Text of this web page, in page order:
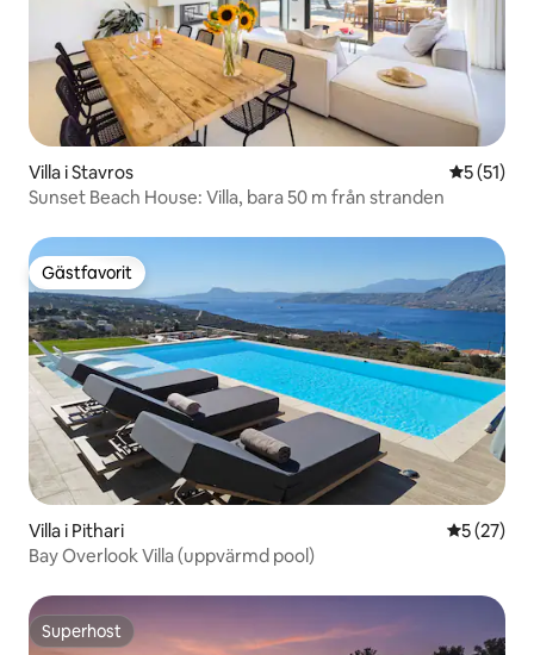
Villa i Stavros 5 av 5 i
5 (51)
Sunset Beach House: Villa, bara 50 m från stranden
Gästfavorit
Gästfavorit
Villa i Pithari 5 av 5 i
5 (27)
Bay Overlook Villa (uppvärmd pool)
Superhost
Superhost